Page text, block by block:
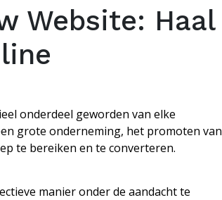
Website: Haal
onderdeel geworden van elke
grote onderneming, het promoten van
te bereiken en te converteren.
manier onder de aandacht te